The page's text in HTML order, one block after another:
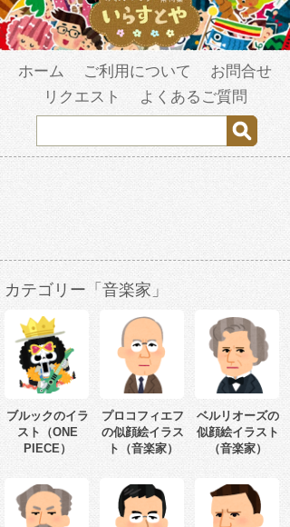
ホーム ご利用について
お問合せ
リクエスト
よくあるご質問
カテゴリー「音楽家」
ブルックのイラ
スト（ONE
PIECE）
プロコフィエフ
の似顔絵イラス
ト（音楽家）
ベルリオーズの
似顔絵イラスト
（音楽家）